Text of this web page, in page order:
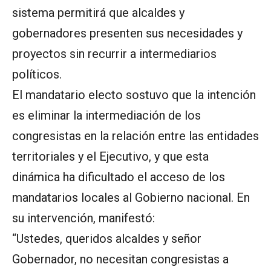
sistema permitirá que alcaldes y
gobernadores presenten sus necesidades y
proyectos sin recurrir a intermediarios
políticos.
El mandatario electo sostuvo que la intención
es eliminar la intermediación de los
congresistas en la relación entre las entidades
territoriales y el Ejecutivo, y que esta
dinámica ha dificultado el acceso de los
mandatarios locales al Gobierno nacional. En
su intervención, manifestó:
“Ustedes, queridos alcaldes y señor
Gobernador, no necesitan congresistas a